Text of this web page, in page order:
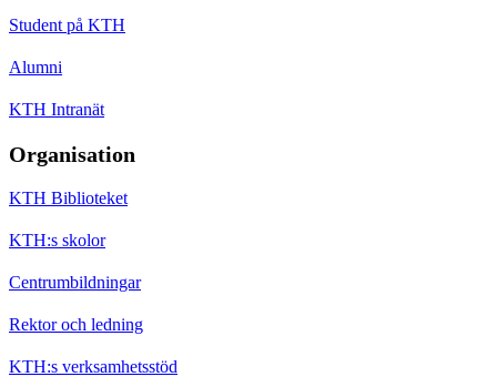
Student på KTH
Alumni
KTH Intranät
Organisation
KTH Biblioteket
KTH:s skolor
Centrumbildningar
Rektor och ledning
KTH:s verksamhetsstöd